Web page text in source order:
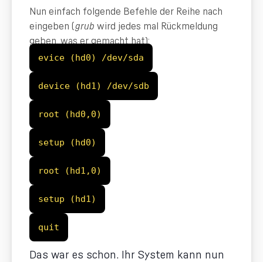
Nun einfach folgende Befehle der Reihe nach
eingeben (grub wird jedes mal Rückmeldung
geben, was er gemacht hat):
evice (hd0) /dev/sda
device (hd1) /dev/sdb
root (hd0,0)
setup (hd0)
root (hd1,0)
setup (hd1)
quit
Das war es schon. Ihr System kann nun